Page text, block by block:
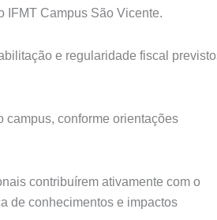
IFMT Campus São Vicente.
e regularidade fiscal
campus, conforme orientações
contribuírem ativamente com o
de conhecimentos e impactos